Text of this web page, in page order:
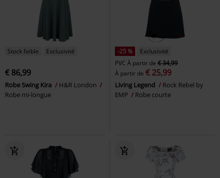
Stock faible Exclusivité
€ 86,99
Robe Swing Kira
H&R London
Robe mi-longue
-25 %
Exclusivité
PVC À partir de € 34,99
À partir de € 25,99
Living Legend
Rock Rebel by
EMP
Robe courte